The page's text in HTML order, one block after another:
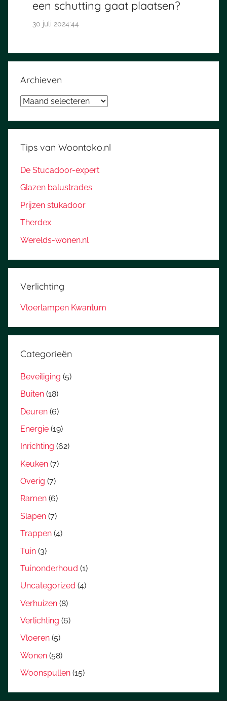
een schutting gaat plaatsen?
30 juli 2024:44
Archieven
Archieven
Tips van Woontoko.nl
De Stucadoor-expert
Glazen balustrades
Prijzen stukadoor
Therdex
Werelds-wonen.nl
Verlichting
Vloerlampen Kwantum
Categorieën
Beveiliging (5)
Buiten (18)
Deuren (6)
Energie (19)
Inrichting (62)
Keuken (7)
Overig (7)
Ramen (6)
Slapen (7)
Trappen (4)
Tuin (3)
Tuinonderhoud (1)
Uncategorized (4)
Verhuizen (8)
Verlichting (6)
Vloeren (5)
Wonen (58)
Woonspullen (15)